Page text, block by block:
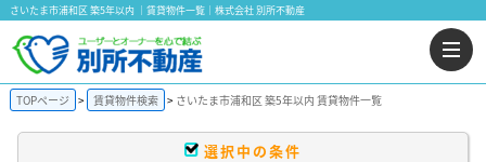
さいたま市浦和区 築5年以内 ｜賃貸物件一覧｜株式会社 別所不動産
TOPページ 賃貸物件検索 さいたま市浦和区 築5年以内 賃貸物件一覧
選択中の条件